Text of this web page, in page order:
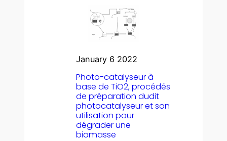
January 6 2022
Photo-catalyseur à
base de TiO2, procédés
de préparation dudit
photocatalyseur et son
utilisation pour
dégrader une
biomasse